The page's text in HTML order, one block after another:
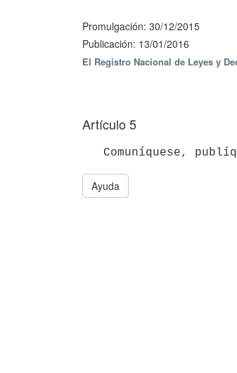
Promulgación: 30/12/2015
Publicación: 13/01/2016
El Registro Nacional de Leyes y
Artículo 5
Ayuda